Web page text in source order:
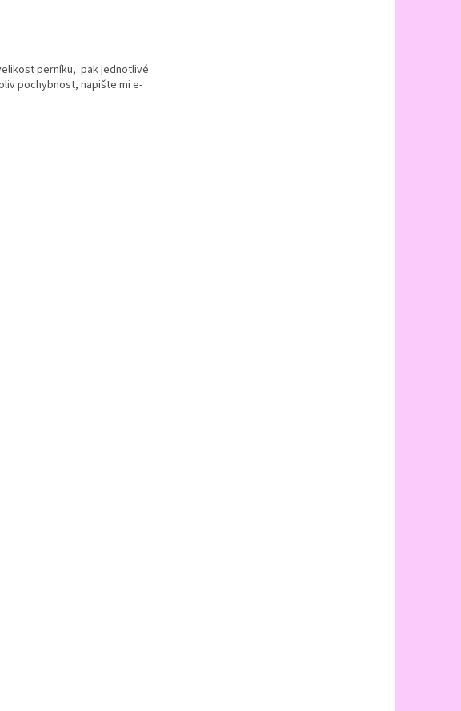
perníku, pak jednotlivé
pochybnost, napište mi e-